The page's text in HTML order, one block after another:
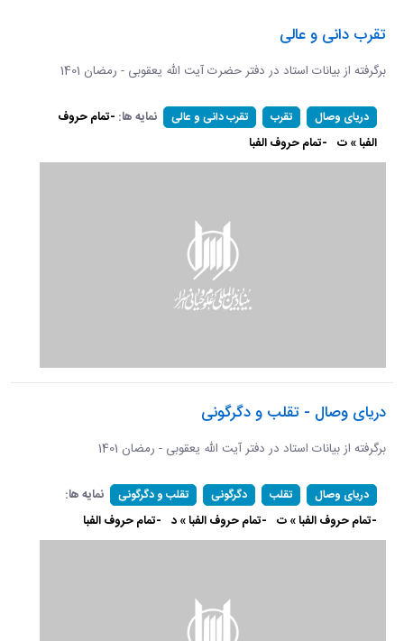
تقرب دانی و عالی
برگرفته از بیانات استاد در دفتر حضرت آیت الله یعقوبی - رمضان 1401
دریای وصال تقرب تقرب دانی و عالی نمایه ها: -تمام حروف
الفبا » ت -تمام حروف الفبا
دریای وصال - تقلب و دگرگونی
برگرفته از بیانات استاد در دفتر آیت الله یعقوبی - رمضان 1401
دریای وصال تقلب دگرگونی تقلب و دگرگونی
نمایه ها:
-تمام حروف الفبا » ت -تمام حروف الفبا » د -تمام حروف الفبا